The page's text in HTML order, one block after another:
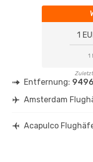
1
1
Entfernung:
Amsterdam
Acapulco